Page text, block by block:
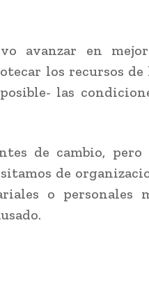
avanzar en
los recursos de
las
de cambio,
de
o